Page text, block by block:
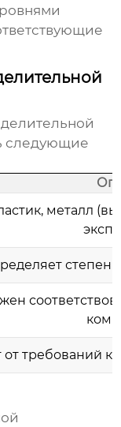
следующие
металл
от требований к